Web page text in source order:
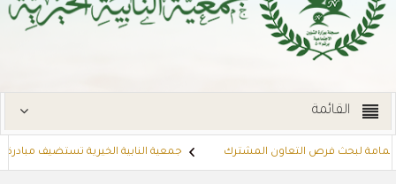
القائمة
لبحث فرص التعاون المشترك جمعية النابية الخيرية تستضيف مبادرة